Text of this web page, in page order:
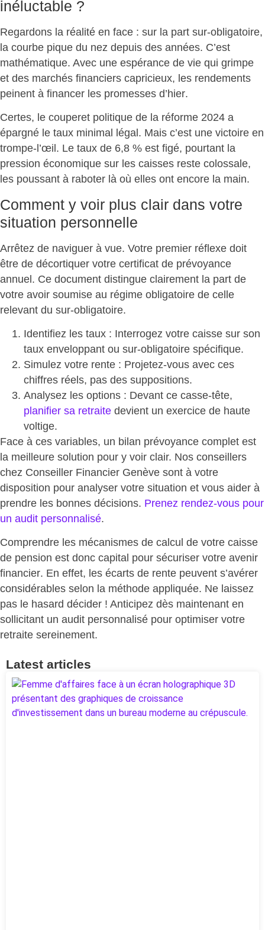
inéluctable ?
Regardons la réalité en face : sur la part sur-obligatoire,
la courbe pique du nez depuis des années. C’est
mathématique. Avec une espérance de vie qui grimpe
et des marchés financiers capricieux, les rendements
peinent à financer les promesses d’hier.
Certes, le couperet politique de la réforme 2024 a
épargné le taux minimal légal. Mais c’est une victoire en
trompe-l’œil . Le taux de 6,8 % est figé, pourtant la
pression économique sur les caisses reste colossale,
les poussant à raboter là où elles ont encore la main.
Comment y voir plus clair dans votre
situation personnelle
Arrêtez de naviguer à vue. Votre premier réflexe doit
être de décortiquer votre certificat de prévoyance
annuel. Ce document distingue clairement la part de
votre avoir soumise au régime obligatoire de celle
relevant du sur-obligatoire.
Identifiez les taux : Interrogez votre caisse sur son
taux enveloppant ou sur-obligatoire spécifique.
Simulez votre rente : Projetez-vous avec ces
chiffres réels, pas des suppositions.
Analysez les options : Devant ce casse-tête,
planifier sa retraite devient un exercice de haute
voltige.
Face à ces variables, un bilan prévoyance complet est
la meilleure solution pour y voir clair. Nos conseillers
chez Conseiller Financier Genève sont à votre
disposition pour analyser votre situation et vous aider à
prendre les bonnes décisions. Prenez rendez-vous pour
un audit personnalisé.
Comprendre les mécanismes de calcul de votre caisse
de pension est donc capital pour sécuriser votre avenir
financier. En effet, les écarts de rente peuvent s’avérer
considérables selon la méthode appliquée. Ne laissez
pas le hasard décider ! Anticipez dès maintenant en
sollicitant un audit personnalisé pour optimiser votre
retraite sereinement.
Latest articles